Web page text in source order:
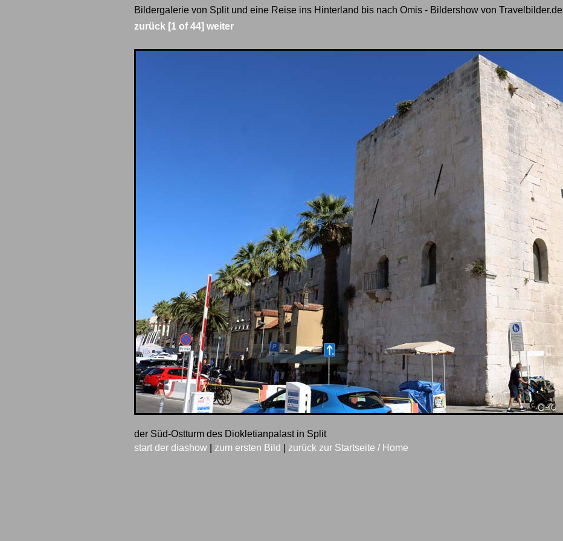
Bildergalerie von Split und eine Reise ins Hinterland bis nach Omis - Bildershow von Travelbilder.de
zurück [1 of 44] weiter
der Süd-Ostturm des Diokletianpalast in Split
start der diashow
zum ersten Bild zurück zur Startseite / Home